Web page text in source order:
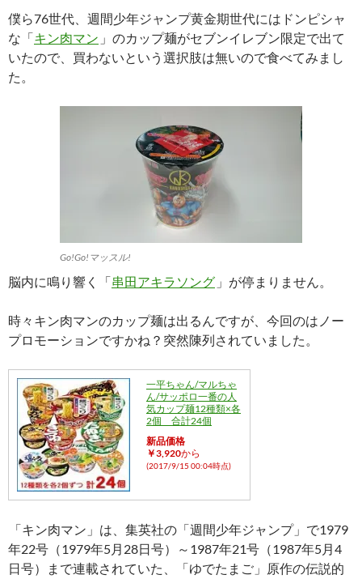
僕ら76世代、週間少年ジャンプ黄金期世代にはドンピシャ
な「キン肉マン 」のカップ麺がセブンイレブン限定で出て
いたので、買わないという選択肢は無いので食べてみまし
た。
Go!Go!マッスル!
脳内に鳴り響く「串田アキラソング 」が停まりません。
時々キン肉マンのカップ麺は出るんですが、今回のはノー
プロモーションですかね？突然陳列されていました。
一平ちゃん/マルちゃ
ん/サッポロ一番の人
気カップ麺12種類×各
2個 合計24個
新品価格
￥3,920から
(2017/9/15 00:04時点)
「キン肉マン」は、集英社の「週間少年ジャンプ」で1979
年22号（1979年5月28日号）～1987年21号（1987年5月4
日号）まで連載されていた、「ゆでたまご」原作の伝説的